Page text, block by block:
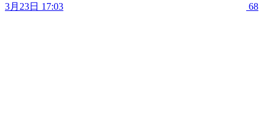
3月23日 17:03 68